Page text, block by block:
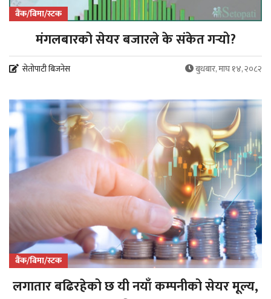
बैंक/बिमा/स्टक
मंगलबारको सेयर बजारले के संकेत गर्‍यो?
सेतोपाटी बिजनेस बुधबार, माघ १४, २०८२
बैंक/बिमा/स्टक
लगातार बढिरहेको छ यी नयाँ कम्पनीको सेयर मूल्य,